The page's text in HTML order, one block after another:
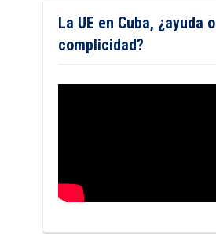
La UE en Cuba, ¿ayuda o
complicidad?